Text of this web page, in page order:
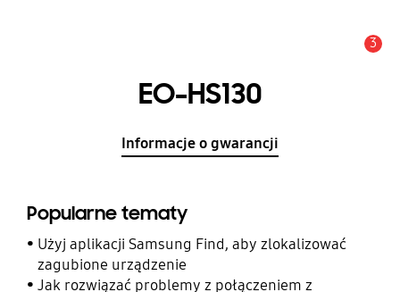
3
EO-HS130
Informacje o gwarancji
Popularne tematy
Użyj aplikacji Samsung Find, aby zlokalizować
zagubione urządzenie
Jak rozwiązać problemy z połączeniem z